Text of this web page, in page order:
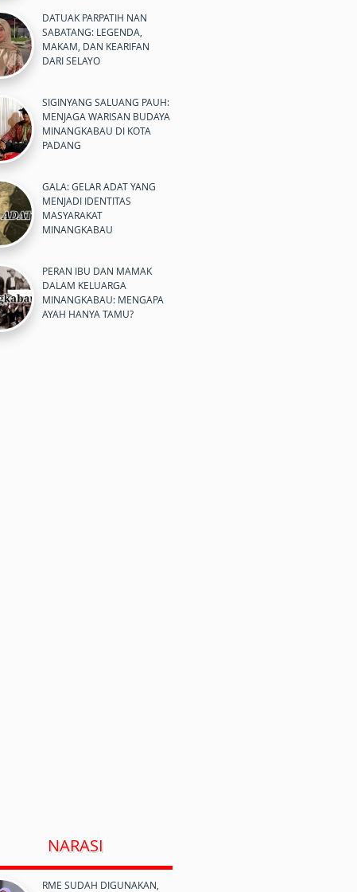
DATUAK PARPATIH NAN
SABATANG: LEGENDA,
MAKAM, DAN KEARIFAN
DARI SELAYO
SIGINYANG SALUANG PAUH:
MENJAGA WARISAN BUDAYA
MINANGKABAU DI KOTA
PADANG
GALA: GELAR ADAT YANG
MENJADI IDENTITAS
MASYARAKAT
MINANGKABAU
PERAN IBU DAN MAMAK
DALAM KELUARGA
MINANGKABAU: MENGAPA
AYAH HANYA TAMU?
NARASI
RME SUDAH DIGUNAKAN,